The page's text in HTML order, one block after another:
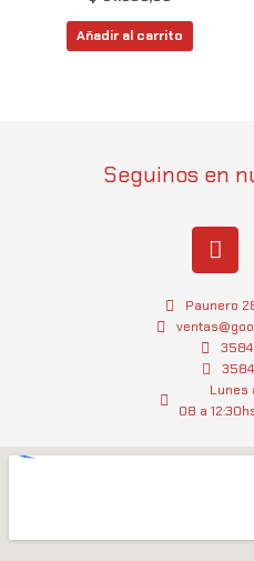
Añadir al carrito
Seguinos en
I
n
t
a
g
r
a
m
Paunero
Lunes
08 a